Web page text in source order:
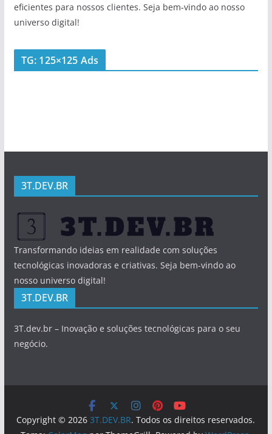
eficientes para nossos clientes. Seja bem-vindo ao nosso
universo digital!
TG: 125×125 Ads
3T.DEV.BR
Transformando ideias em realidade com soluções
tecnológicas inovadoras e criativas. Seja bem-vindo ao
nosso universo digital!
3T.DEV.BR
3T.dev.br – Inovação e soluções tecnológicas para o seu
negócio.
Copyright © 20263T.DEV.BR. Todos os direitos reservados.